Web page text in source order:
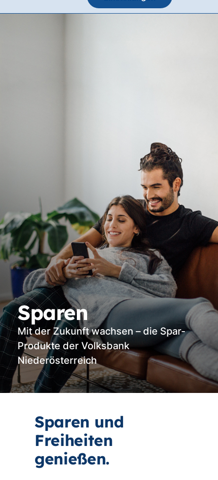
Sparen
Mit der Zukunft wachsen – die Spar-
Produkte der Volksbank
Niederösterreich
Sparen und
Freiheiten
genießen.